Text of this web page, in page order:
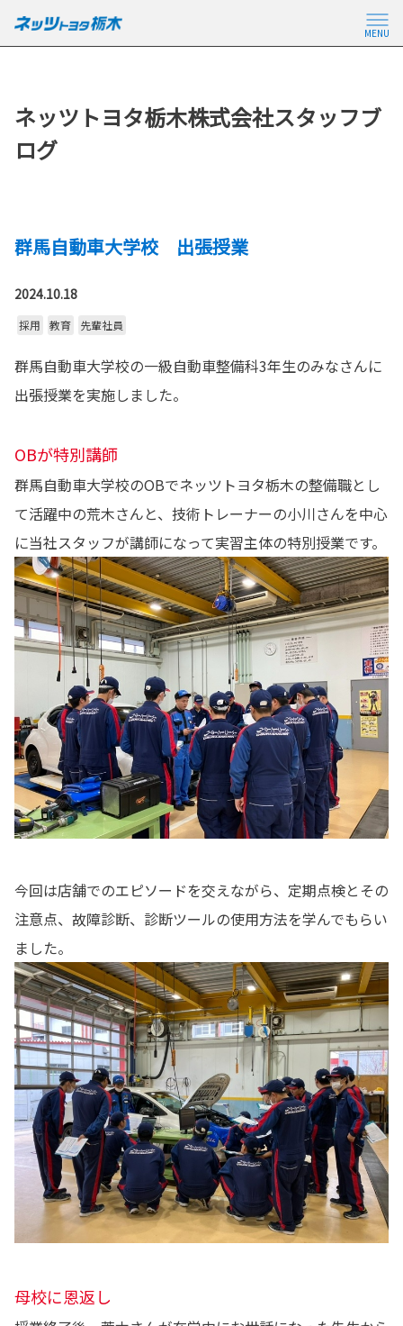
MENU
ネッツトヨタ栃木株式会社スタッフブ
ログ
群馬自動車大学校 出張授業
2024.10.18
採用 教育 先輩社員
群馬自動車大学校の一級自動車整備科3年生のみなさんに
出張授業を実施しました。
OBが特別講師
群馬自動車大学校のOBでネッツトヨタ栃木の整備職とし
て活躍中の荒木さんと、技術トレーナーの小川さんを中心
に当社スタッフが講師になって実習主体の特別授業です。
今回は店舗でのエピソードを交えながら、定期点検とその
注意点、故障診断、診断ツールの使用方法を学んでもらい
ました。
母校に恩返し